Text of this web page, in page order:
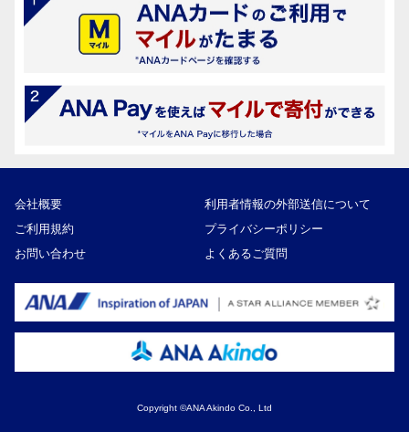
会社概要
利用者情報の外部送信について
ご利用規約
プライバシーポリシー
お問い合わせ
よくあるご質問
Copyright ©ANA Akindo Co., Ltd